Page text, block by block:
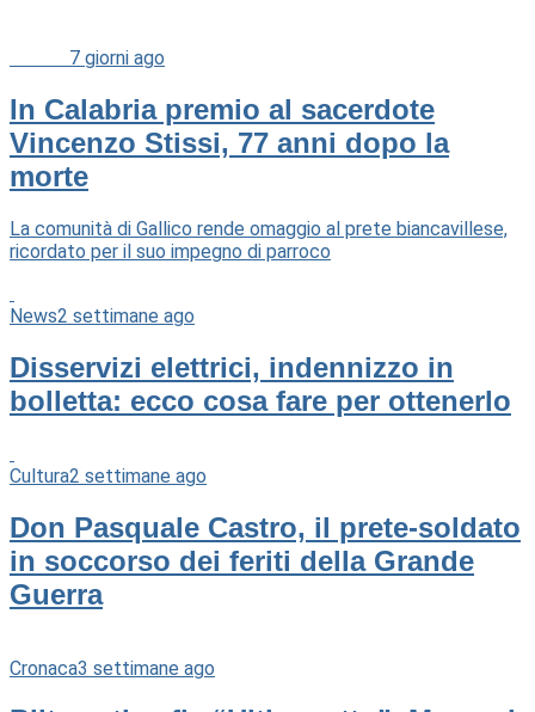
7 giorni ago
In Calabria premio al sacerdote
Vincenzo Stissi, 77 anni dopo la
morte
La comunità di Gallico rende omaggio al prete biancavillese,
ricordato per il suo impegno di parroco
News2 settimane ago
Disservizi elettrici, indennizzo in
bolletta: ecco cosa fare per ottenerlo
Cultura2 settimane ago
Don Pasquale Castro, il prete-soldato
in soccorso dei feriti della Grande
Guerra
Cronaca3 settimane ago